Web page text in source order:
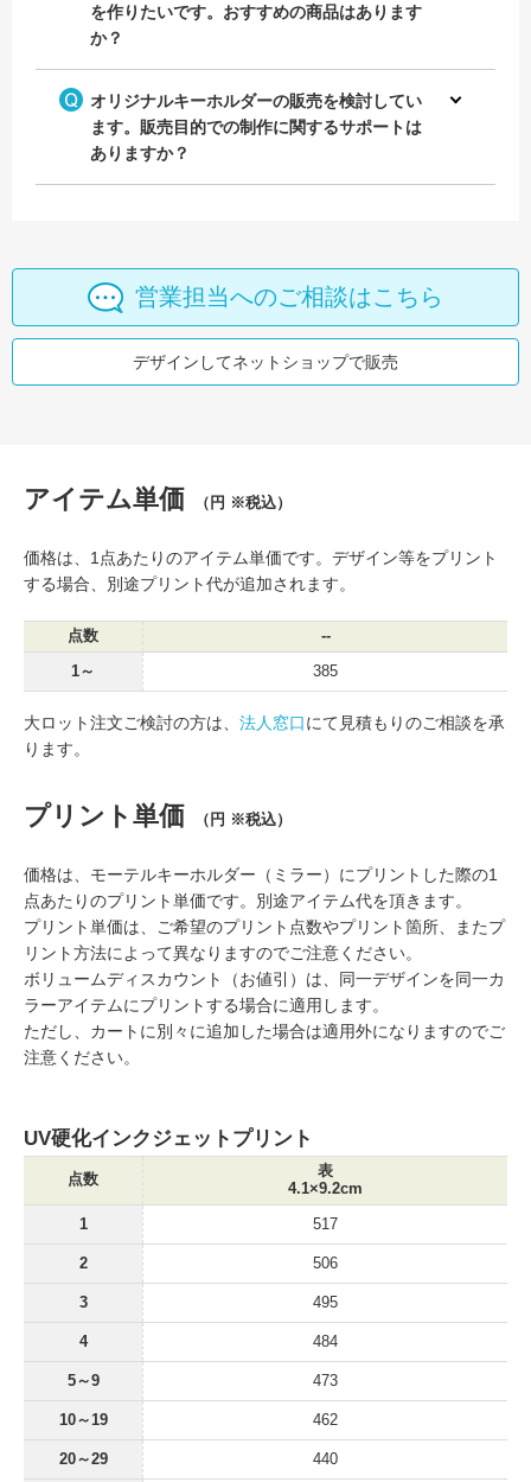
を作りたいです。おすすめの商品はあります
か？
オリジナルキーホルダーの販売を検討してい
ます。販売目的での制作に関するサポートは
ありますか？
営業担当へのご相談はこちら
デザインしてネットショップで販売
アイテム単価 （円 ※税込）
価格は、1点あたりのアイテム単価です。デザイン等をプリント
する場合、別途プリント代が追加されます。
点数 --
1～ 385
大ロット注文ご検討の方は、 法人窓口にて見積もりのご相談を承
ります。
プリント単価 （円 ※税込）
価格は、モーテルキーホルダー（ミラー）にプリントした際の1
点あたりのプリント単価です。別途アイテム代を頂きます。
プリント単価は、ご希望のプリント点数やプリント箇所、またプ
リント方法によって異なりますのでご注意ください。
ボリュームディスカウント（お値引）は、同一デザインを同一カ
ラーアイテムにプリントする場合に適用します。
ただし、カートに別々に追加した場合は適用外になりますのでご
注意ください。
UV硬化インクジェットプリント
点数
表
4.1×9.2cm
1 517
2 506
3 495
4 484
5～9 473
10～19 462
20～29 440